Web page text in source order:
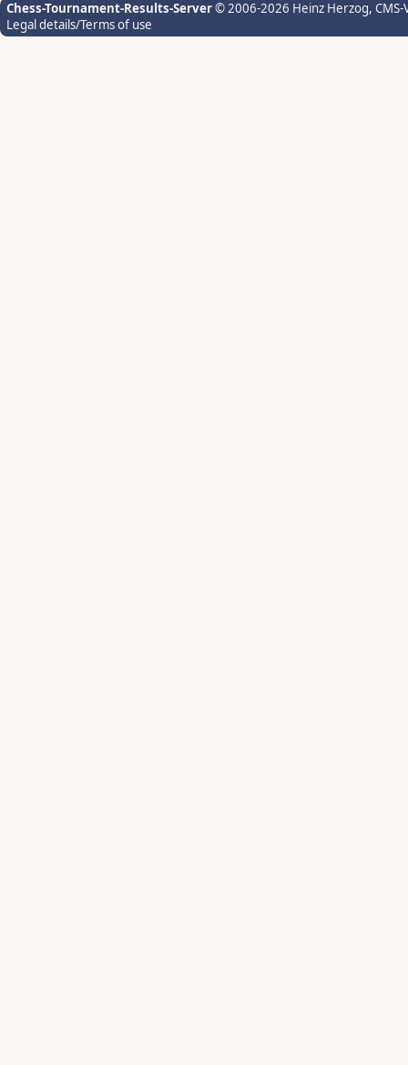
Chess-Tournament-Results-Server© 2006-2026 Heinz Herzog,
Legal details/Terms of use